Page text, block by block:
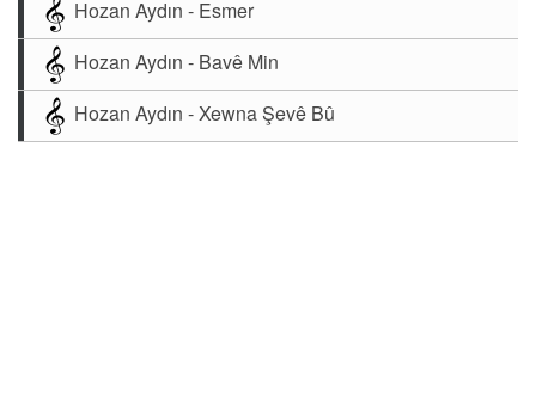
Hozan Aydın - Esmer
Hozan Aydın - Bavê Min
Hozan Aydın - Xewna Şevê Bû